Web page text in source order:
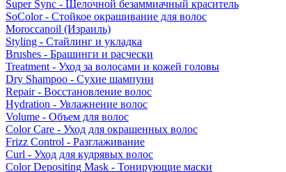
Super Sync - Щелочной безаммиачный краситель
SoColor - Стойкое окрашивание для волос
Moroccanoil (Израиль)
Styling - Стайлинг и укладка
Brushes - Брашинги и расчески
Treatment - Уход за волосами и кожей головы
Dry Shampoo - Сухие шампуни
Repair - Восстановление волос
Hydration - Увлажнение волос
Volume - Объем для волос
Color Care - Уход для окрашенных волос
Frizz Control - Разглаживание
Curl - Уход для кудрявых волос
Color Depositing Mask - Тонирующие маски